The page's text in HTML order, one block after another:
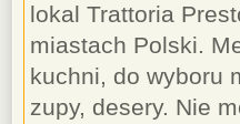
lokal Trattoria
miastach Polski.
kuchni, do wyboru
zupy, desery. Nie